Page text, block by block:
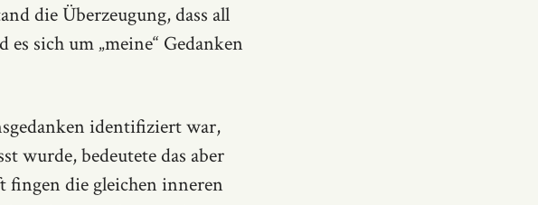
die Überzeugung, dass all
es sich um „meine“ Gedanken
identifiziert war,
wurde, bedeutete das aber
fingen die gleichen inneren